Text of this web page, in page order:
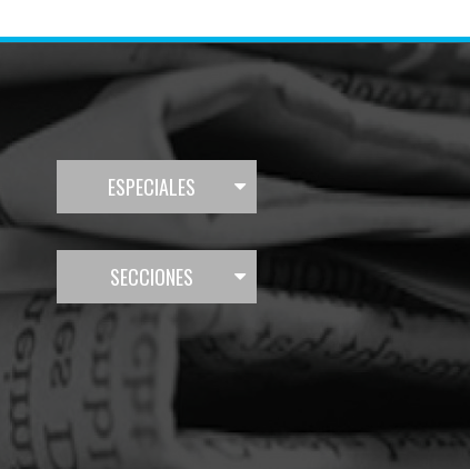
ESPECIALES
SECCIONES